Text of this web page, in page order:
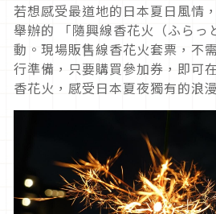
若想感受最道地的日本夏日風情
舉辦的 「隨興線香花火（ふらっ
動。現場販售線香花火套票，不
行準備，只要購買參加券，即可
香花火，感受日本夏夜獨有的浪